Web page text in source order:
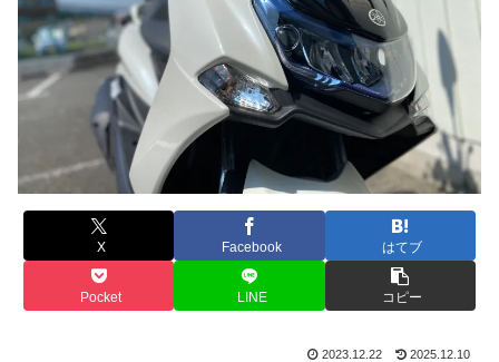
X Facebook はてブ
Pocket LINE コピー
2023.12.22 2025.12.10